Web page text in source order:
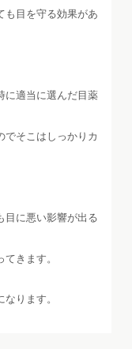
も目を守る効果があ
に適当に選んだ目薬
でそこはしっかりカ
目に悪い影響が出る
きます。
ります。